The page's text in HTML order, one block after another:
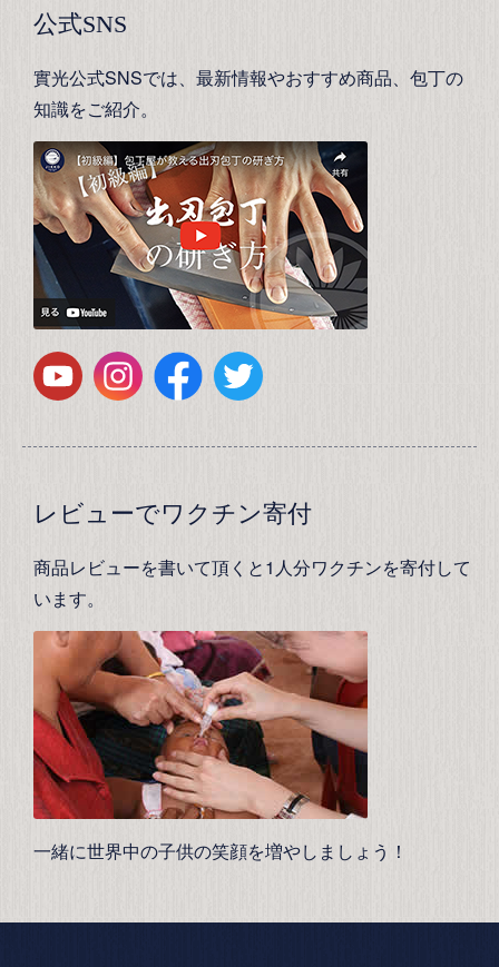
公式SNS
實光公式SNSでは、最新情報やおすすめ商品、包丁の
知識をご紹介。
レビューでワクチン寄付
商品レビューを書いて頂くと1人分ワクチンを寄付して
います。
一緒に世界中の子供の笑顔を増やしましょう！